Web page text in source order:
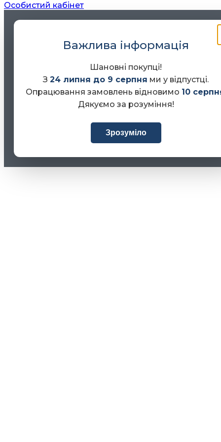
Особистий кабінет
Важлива інформація
Шановні покупці!
З24 липня до 9 серпня ми у відпустці.
Опрацювання замовлень відновимо 10
Дякуємо за розуміння!
Зрозуміло